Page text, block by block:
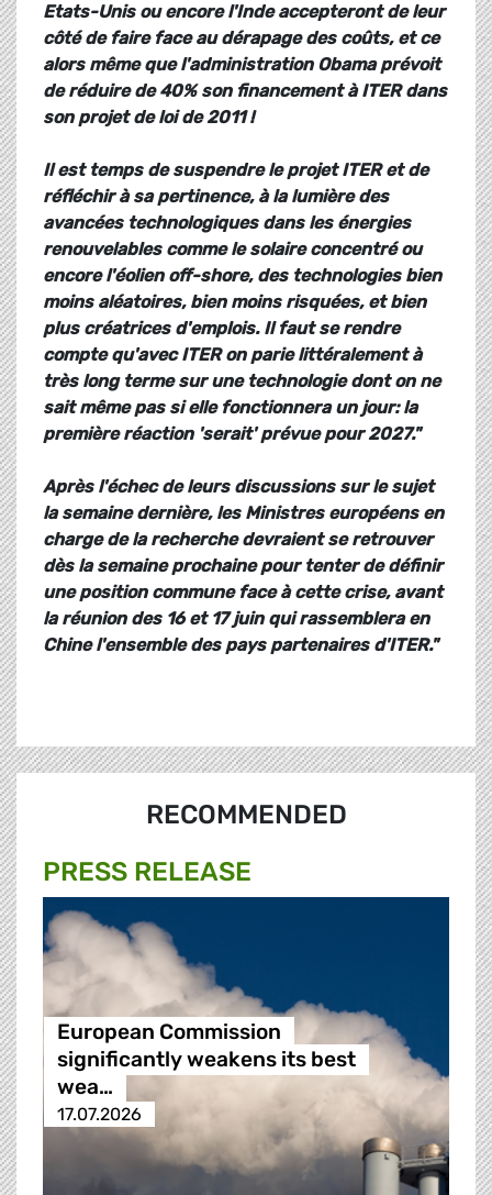
Etats-Unis ou encore l'Inde accepteront de leur
côté de faire face au dérapage des coûts, et ce
alors même que l'administration Obama prévoit
de réduire de 40% son financement à ITER dans
son projet de loi de 2011 !
Il est temps de suspendre le projet ITER et de
réfléchir à sa pertinence, à la lumière des
avancées technologiques dans les énergies
renouvelables comme le solaire concentré ou
encore l'éolien off-shore, des technologies bien
moins aléatoires, bien moins risquées, et bien
plus créatrices d'emplois. Il faut se rendre
compte qu'avec ITER on parie littéralement à
très long terme sur une technologie dont on ne
sait même pas si elle fonctionnera un jour: la
première réaction 'serait' prévue pour 2027."
Après l'échec de leurs discussions sur le sujet
la semaine dernière, les Ministres européens en
charge de la recherche devraient se retrouver
dès la semaine prochaine pour tenter de définir
une position commune face à cette crise, avant
la réunion des 16 et 17 juin qui rassemblera en
Chine l'ensemble des pays partenaires d'ITER."
RECOMMENDED
PRESS RELEASE
European Commission
significantly weakens its best
wea…
17.07.2026